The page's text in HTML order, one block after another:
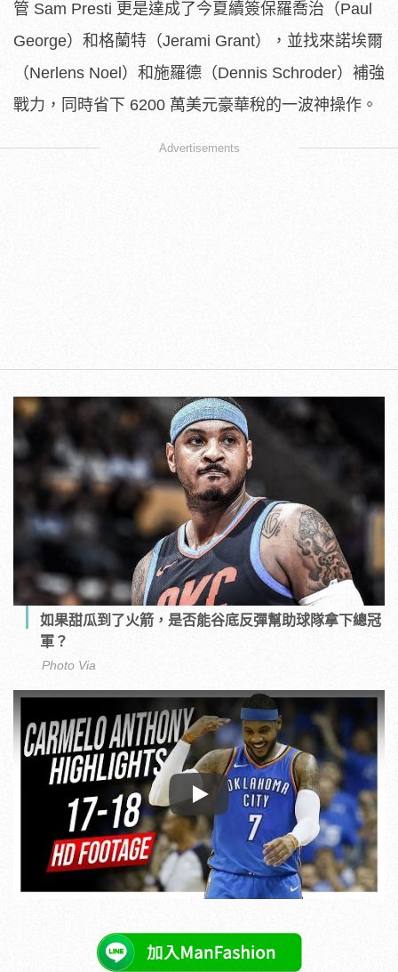
管 Sam Presti 更是達成了今夏續簽保羅喬治（Paul
George）和格蘭特（Jerami Grant），並找來諾埃爾
（Nerlens Noel）和施羅德（Dennis Schroder）補強
戰力，同時省下 6200 萬美元豪華稅的一波神操作。
Advertisements
如果甜瓜到了火箭，是否能谷底反彈幫助球隊拿下總冠
軍？
Photo Via
Play